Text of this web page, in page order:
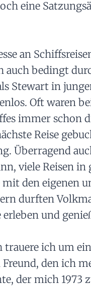
eine
an
auch bedingt
Stewart in
Oft waren
immer schon
Reise
Überragend
viele Reisen in
den eigenen
durften
und
trauere ich um
den ich
der mich 1973